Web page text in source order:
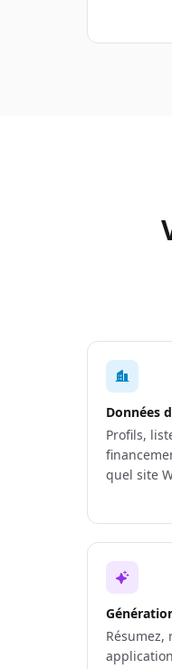
Données
Profils,
quel site